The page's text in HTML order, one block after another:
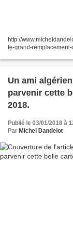
http://
le-grand-
Un ami algérien
parvenir cette
2018.
Publié le 03/01/2018 à
Par Michel Dandelot